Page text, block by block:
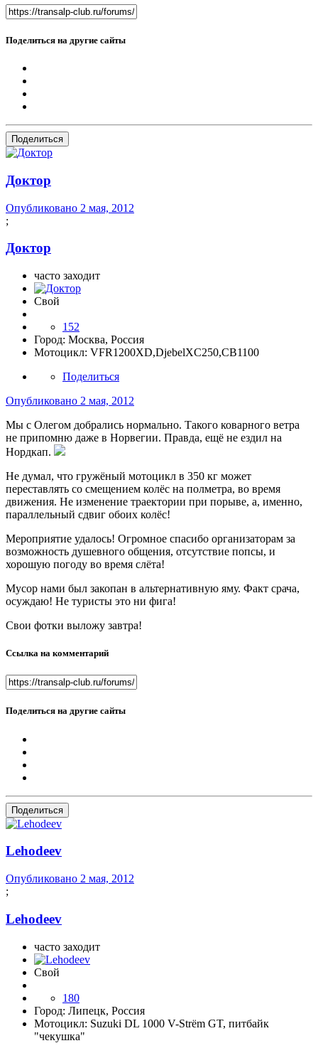
Поделиться на другие сайты
Поделиться
Доктор
Опубликовано 2 мая, 2012
;
Доктор
часто заходит
Свой
152
Город: Москва, Россия
Мотоцикл: VFR1200XD,DjebelXC250,СВ1100
Поделиться
Опубликовано 2 мая, 2012
Мы с Олегом добрались нормально. Такого коварного ветра
не припомню даже в Норвегии. Правда, ещё не ездил на
Нордкап.
Не думал, что гружёный мотоцикл в 350 кг может
переставлять со смещением колёс на полметра, во время
движения. Не изменение траектории при порыве, а, именно,
параллельный сдвиг обоих колёс!
Мероприятие удалось! Огромное спасибо организаторам за
возможность душевного общения, отсутствие попсы, и
хорошую погоду во время слёта!
Мусор нами был закопан в альтернативную яму. Факт срача,
осуждаю! Не туристы это ни фига!
Свои фотки выложу завтра!
Ссылка на комментарий
Поделиться на другие сайты
Поделиться
Lehodeev
Опубликовано 2 мая, 2012
;
Lehodeev
часто заходит
Свой
180
Город: Липецк, Россия
Мотоцикл: Suzuki DL 1000 V-Strёm GT, питбайк
"чекушка"